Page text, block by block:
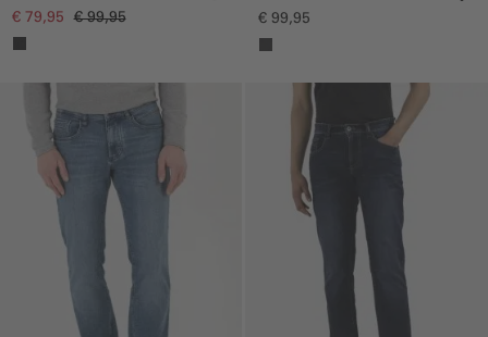
Jeans
€ 79,95 € 99,95
Forever Black
€ 99,95
Galerie overslaan